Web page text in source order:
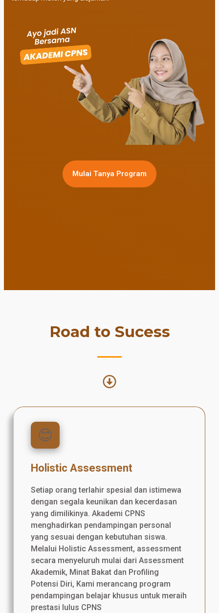
Mulai Tanya Program
Road to Sucess
😊
Holistic Assessment
Setiap orang terlahir spesial dan istimewa
dengan segala keunikan dan kecerdasan
yang dimilikinya. Akademi CPNS
menghadirkan pendampingan personal
yang sesuai dengan kebutuhan siswa.
Melalui Holistic Assessment, assessment
secara menyeluruh mulai dari Assessment
Akademik, Minat Bakat dan Profiling
Potensi Diri, Kami merancang program
pendampingan belajar khusus untuk meraih
prestasi lulus CPNS